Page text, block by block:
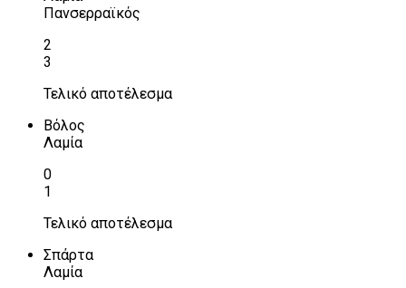
Πανσερραϊκός
2
3
Τελικό αποτέλεσμα
Βόλος
Λαμία
0
1
Τελικό αποτέλεσμα
Σπάρτα
Λαμία